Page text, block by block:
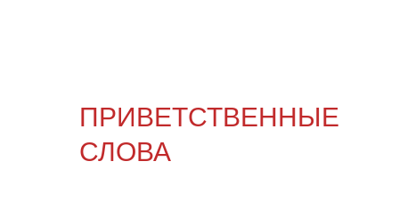
ПРИВЕТСТВЕННЫЕ
СЛОВА